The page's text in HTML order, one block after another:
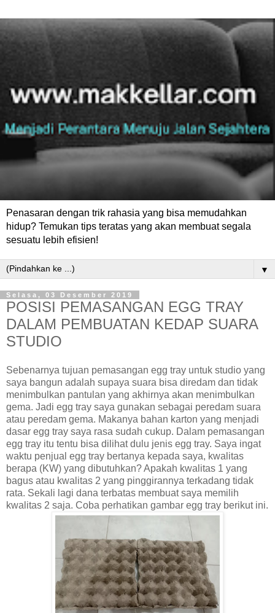
Penasaran dengan trik rahasia yang bisa memudahkan
hidup? Temukan tips teratas yang akan membuat segala
sesuatu lebih efisien!
▼
Selasa, 03 Desember 2019
POSISI PEMASANGAN EGG TRAY
DALAM PEMBUATAN KEDAP SUARA
STUDIO
Sebenarnya tujuan pemasangan egg tray untuk studio yang
saya bangun adalah supaya suara bisa diredam dan tidak
menimbulkan pantulan yang akhirnya akan menimbulkan
gema. Jadi egg tray saya gunakan sebagai peredam suara
atau peredam gema. Makanya bahan karton yang menjadi
dasar egg tray saya rasa sudah cukup. Dalam pemasangan
egg tray itu tentu bisa dilihat dulu jenis egg tray. Saya ingat
waktu penjual egg tray bertanya kepada saya, kwalitas
berapa (KW) yang dibutuhkan? Apakah kwalitas 1 yang
bagus atau kwalitas 2 yang pinggirannya terkadang tidak
rata. Sekali lagi dana terbatas membuat saya memilih
kwalitas 2 saja. Coba perhatikan gambar egg tray berikut ini.